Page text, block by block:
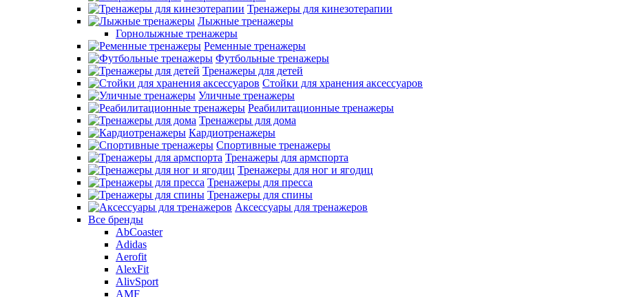
Тренажеры для кинезотерапии
Лыжные тренажеры
Горнолыжные тренажеры
Ременные тренажеры
Футбольные тренажеры
Тренажеры для детей
Стойки для хранения аксессуаров
Уличные тренажеры
Реабилитационные тренажеры
Тренажеры для дома
Кардиотренажеры
Спортивные тренажеры
Тренажеры для армспорта
Тренажеры для ног и ягодиц
Тренажеры для пресса
Тренажеры для спины
Аксессуары для тренажеров
Все бренды
AbCoaster
Adidas
Aerofit
AlexFit
AlivSport
AMF